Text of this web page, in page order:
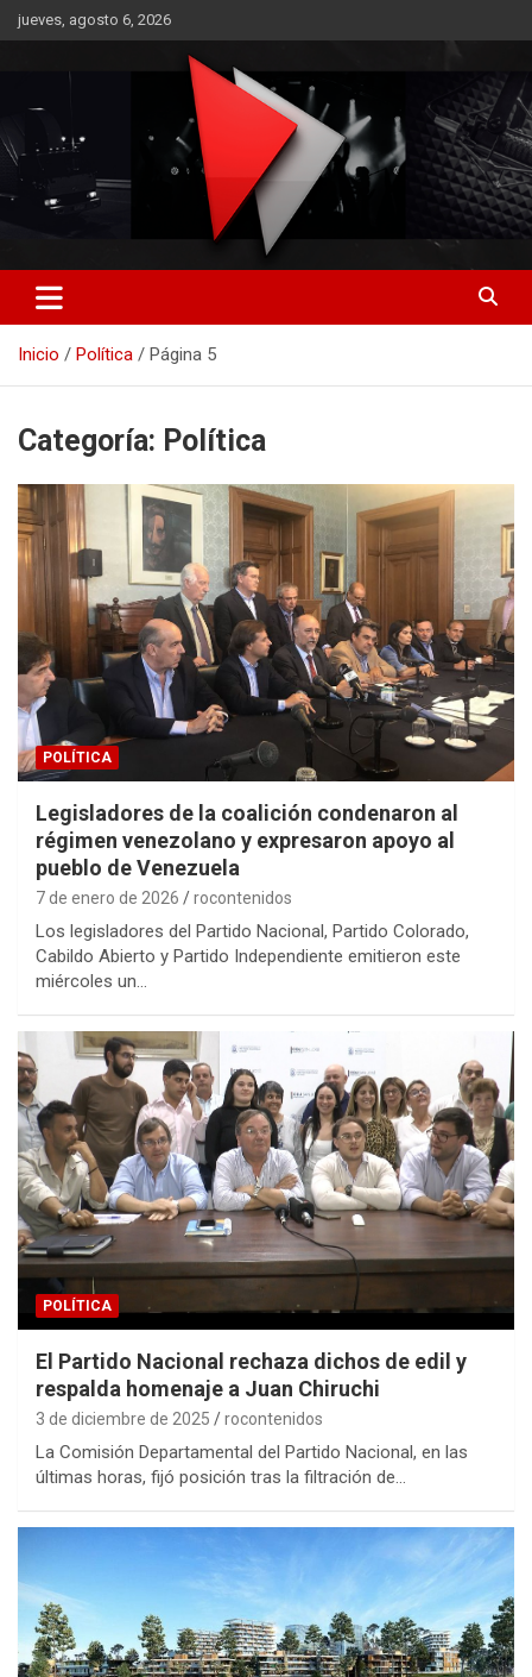
Saltar
al
jueves, agosto 6, 2026
RO CONTENIDOS
Inicio Política Página 5
Categoría: Política
POLÍTICA
Legisladores de la coalición condenaron al
régimen venezolano y expresaron apoyo al
pueblo de Venezuela
7 de enero de 2026 rocontenidos
Los legisladores del Partido Nacional, Partido Colorado,
Cabildo Abierto y Partido Independiente emitieron este
miércoles un…
POLÍTICA
El Partido Nacional rechaza dichos de edil y
respalda homenaje a Juan Chiruchi
3 de diciembre de 2025 rocontenidos
La Comisión Departamental del Partido Nacional, en las
últimas horas, fijó posición tras la filtración de…